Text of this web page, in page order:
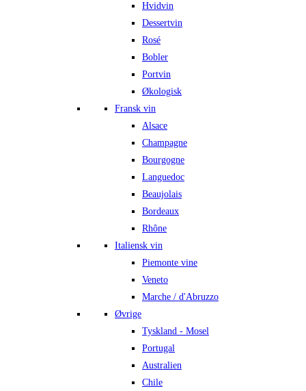
Hvidvin
Dessertvin
Rosé
Bobler
Portvin
Økologisk
Fransk vin
Alsace
Champagne
Bourgogne
Languedoc
Beaujolais
Bordeaux
Rhône
Italiensk vin
Piemonte vine
Veneto
Marche / d'Abruzzo
Øvrige
Tyskland - Mosel
Portugal
Australien
Chile